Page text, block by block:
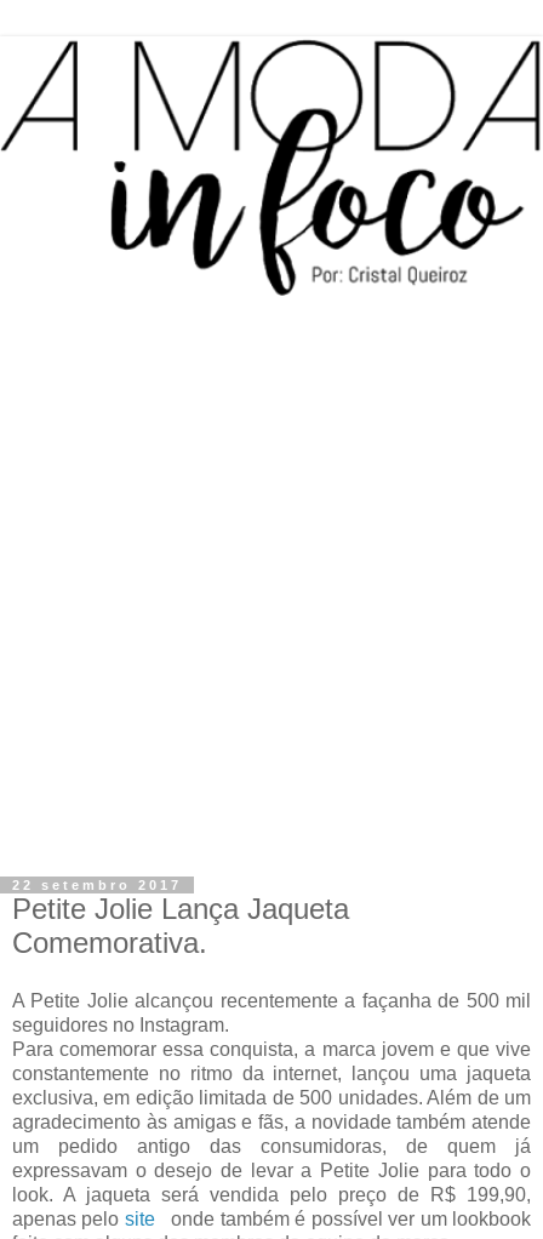
22 setembro 2017
Petite Jolie Lança Jaqueta
Comemorativa.
A Petite Jolie alcançou recentemente a façanha de 500 mil
seguidores no Instagram.
Para comemorar essa conquista, a marca jovem e que vive
constantemente no ritmo da internet, lançou uma jaqueta
exclusiva, em edição limitada de 500 unidades. Além de um
agradecimento às amigas e fãs, a novidade também atende
um pedido antigo das consumidoras, de quem já
expressavam o desejo de levar a Petite Jolie para todo o
look. A jaqueta será vendida pelo preço de R$ 199,90,
apenas pelo site
onde também é possível ver um lookbook